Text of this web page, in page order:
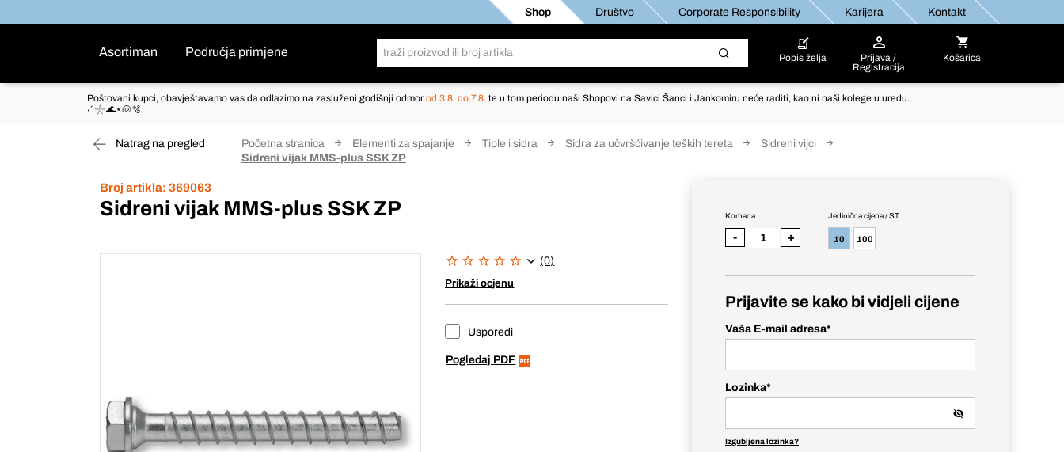
Shop Društvo Corporate Responsibility Karijera Kontakt
Asortiman Područja primjene Popis želja
Prijava /
Registracija
Košarica
Poštovani kupci, obavještavamo vas da odlazimo na zasluženi godišnji odmor od 3.8. do 7.8. te u tom periodu naši Shopovi na Savici Šanci i Jankomiru neće raditi, kao ni naši kolege u uredu.
˖°𓇼🌊⋆🐚🫧
Natrag na pregled Početna stranica Elementi za spajanje Tiple i sidra Sidra za učvršćivanje teških tereta
Sidreni vijci
Sidreni vijak MMS-plus SSK ZP
Broj artikla: 369063
Sidreni vijak MMS-plus SSK ZP
(0)
Prikaži ocjenu
Usporedi
Pogledaj PDF
Jedinična cijena / ST
10 100
Komada
- +
Prijavite se kako bi vidjeli cijene
Vaša E-mail adresa*
Lozinka*
Izgubljena lozinka?